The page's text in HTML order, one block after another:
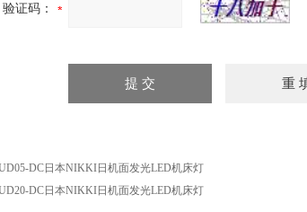
验证码：
DC日本NIKKI日机面发光LED机床灯
DC日本NIKKI日机面发光LED机床灯